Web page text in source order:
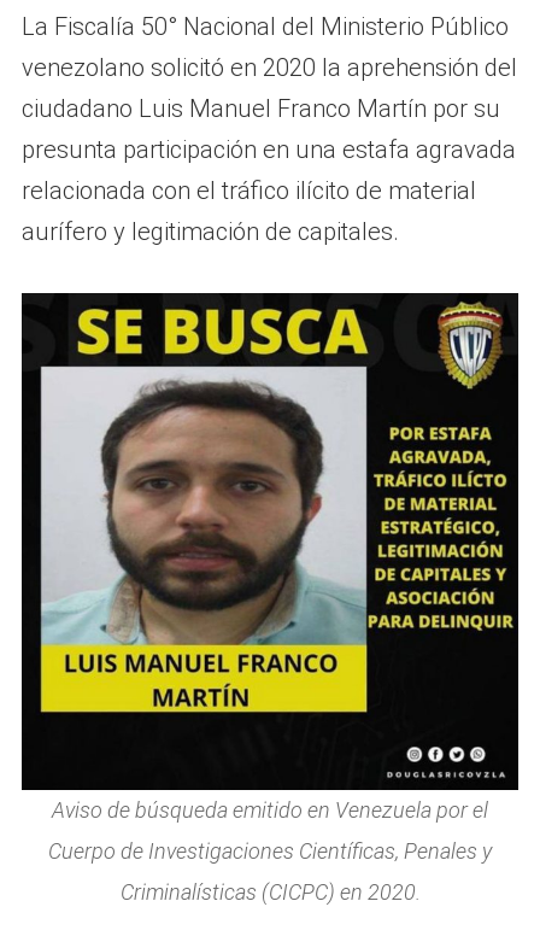
La Fiscalía 50° Nacional del Ministerio Público
venezolano solicitó en 2020 la aprehensión del
ciudadano Luis Manuel Franco Martín por su
presunta participación en una estafa agravada
relacionada con el tráfico ilícito de material
aurífero y legitimación de capitales.
Aviso de búsqueda emitido en Venezuela por el
Cuerpo de Investigaciones Científicas, Penales y
Criminalísticas (CICPC) en 2020.